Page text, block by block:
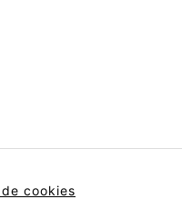
cookies